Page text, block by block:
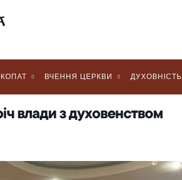
ВЧЕННЯ ЦЕРКВИ ДУХОВНІСТЬ
влади з духовенством